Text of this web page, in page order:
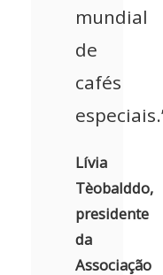
mundial
de
cafés
Lívia
Tèobalddo,
presidente
da
Associação